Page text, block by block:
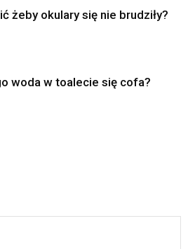
żeby okulary się nie brudziły?
woda w toalecie się cofa?